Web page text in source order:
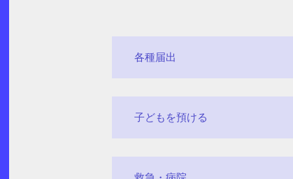
各種届出
子どもを預ける